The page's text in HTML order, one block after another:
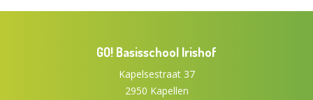
GO! Basisschool Irishof
Kapelsestraat 37
2950 Kapellen